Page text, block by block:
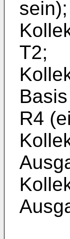
sein);
T2;
R4